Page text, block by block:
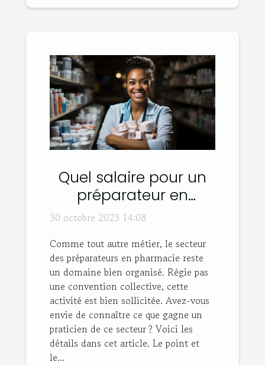
Quel salaire pour un
préparateur en
pharmacie ?
30 octobre 2023 14:08
Comme tout autre métier, le secteur
des préparateurs en pharmacie reste
un domaine bien organisé. Régie pas
une convention collective, cette
activité est bien sollicitée. Avez-vous
envie de connaître ce que gagne un
praticien de ce secteur ? Voici les
détails dans cet article. Le point et
le...